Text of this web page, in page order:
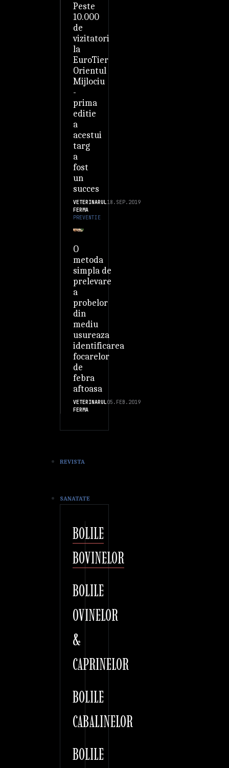
Peste
10.000
de
vizitatori
la
EuroTier
Orientul
Mijlociu
-
prima
editie
a
acestui
targ
a
fost
un
succes
VETERINARUL
FERMA
18.SEP.2019
PREVENTIE
O
metoda
simpla de
prelevare
a
probelor
din
mediu
usureaza
identificarea
focarelor
de
febra
aftoasa
VETERINARUL
FERMA
05.FEB.2019
REVISTA
SANATATE
BOLILE
BOVINELOR
BOLILE
OVINELOR
&
CAPRINELOR
BOLILE
CABALINELOR
BOLILE